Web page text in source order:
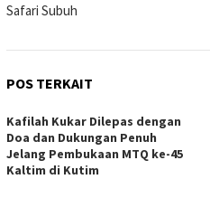
Safari Subuh
POS TERKAIT
Kafilah Kukar Dilepas dengan
Doa dan Dukungan Penuh
Jelang Pembukaan MTQ ke-45
Kaltim di Kutim